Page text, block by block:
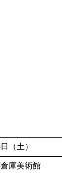
（土）
庫美術館